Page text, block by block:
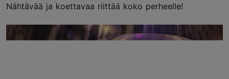
Nähtävää ja koettavaa riittää koko perheelle!